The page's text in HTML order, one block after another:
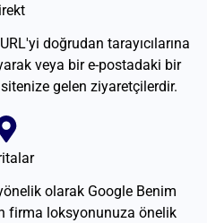
doğrudan tarayıcılarına
veya bir e-postadaki bir
gelen ziyaretçilerdir.
olarak Google Benim
firma loksyonunuza önelik